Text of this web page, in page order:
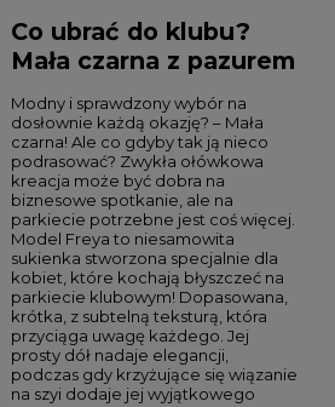
Co ubrać do klubu?
Mała czarna z pazurem
Modny i sprawdzony wybór na
dosłownie każdą okazję? – Mała
czarna! Ale co gdyby tak ją nieco
podrasować? Zwykła ołówkowa
kreacja może być dobra na
biznesowe spotkanie, ale na
parkiecie potrzebne jest coś więcej.
Model Freya to niesamowita
sukienka stworzona specjalnie dla
kobiet, które kochają błyszczeć na
parkiecie klubowym! Dopasowana,
krótka, z subtelną teksturą, która
przyciąga uwagę każdego. Jej
prosty dół nadaje elegancji,
podczas gdy krzyżujące się wiązanie
na szyi dodaje jej wyjątkowego